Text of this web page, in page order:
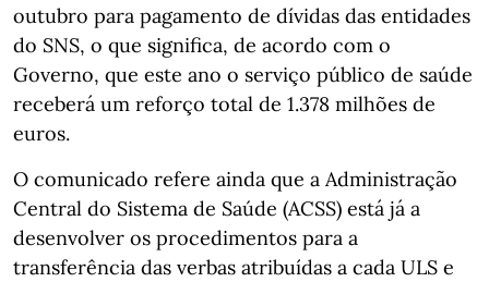
outubro para pagamento de dívidas das entidades
do SNS, o que significa, de acordo com o
Governo, que este ano o serviço público de saúde
receberá um reforço total de 1.378 milhões de
euros.
O comunicado refere ainda que a Administração
Central do Sistema de Saúde (ACSS) está já a
desenvolver os procedimentos para a
transferência das verbas atribuídas a cada ULS e